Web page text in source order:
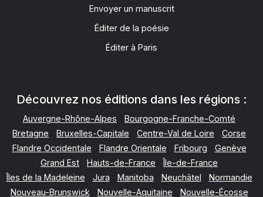
Envoyer un manuscrit
Éditer de la poésie
Éditer à Paris
Découvrez nos éditions dans les régions :
Auvergne-Rhône-Alpes
Bourgogne-Franche-Comté
Bretagne
Bruxelles-Capitale Centre-Val de Loire
Corse
Flandre Occidentale
Flandre Orientale Fribourg
Genève
Grand Est
Hauts-de-France
Île-de-France
Îles de la Madeleine
Jura Manitoba Neuchâtel
Normandie
Nouveau-Brunswick
Nouvelle-Aquitaine Nouvelle-Écosse